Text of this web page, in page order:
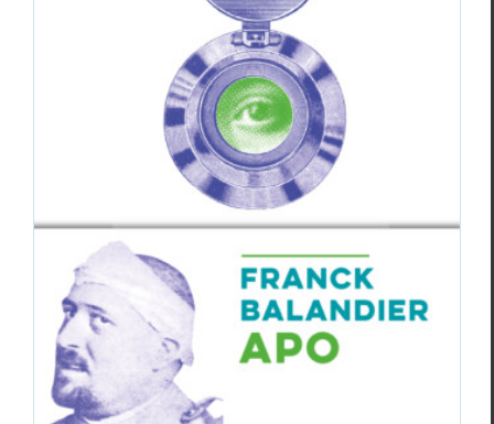
“Apo” et “Le Paris d’Apollinaire” par
Franck Ballandier
Focus Franck Balandier